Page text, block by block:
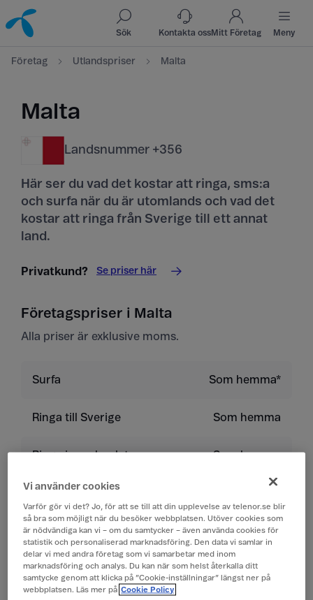
Till innehåll
Till sök
Sök Kontakta ossMitt Företag Meny
Företag Utlandspriser Malta
Malta
Landsnummer +356
Här ser du vad det kostar att ringa, sms:a
och surfa när du är utomlands och vad det
kostar att ringa från Sverige till ett annat
land.
Privatkund? Se priser här
Företagspriser i Malta
Alla priser är exklusive moms.
Surfa Som hemma*
Ringa till Sverige Som hemma
Ringa inom landet Som hemma
Ringa till land utanför
EU/EES
Ta emot samtal Som hemma
Lyssna på röstbrevlåda Som hemma
Vi använder cookies
Varför gör vi det? Jo, för att se till att din upplevelse av telenor.se blir
så bra som möjligt när du besöker webbplatsen. Utöver cookies som
är nödvändiga kan vi – om du samtycker – även använda cookies för
statistik och personaliserad marknadsföring. Den data vi samlar in
delar vi med andra företag som vi samarbetar med inom
marknadsföring och analys. Du kan när som helst återkalla ditt
samtycke genom att klicka på ”Cookie-inställningar” längst ner på
webbplatsen. Läs mer på Cookie Policy